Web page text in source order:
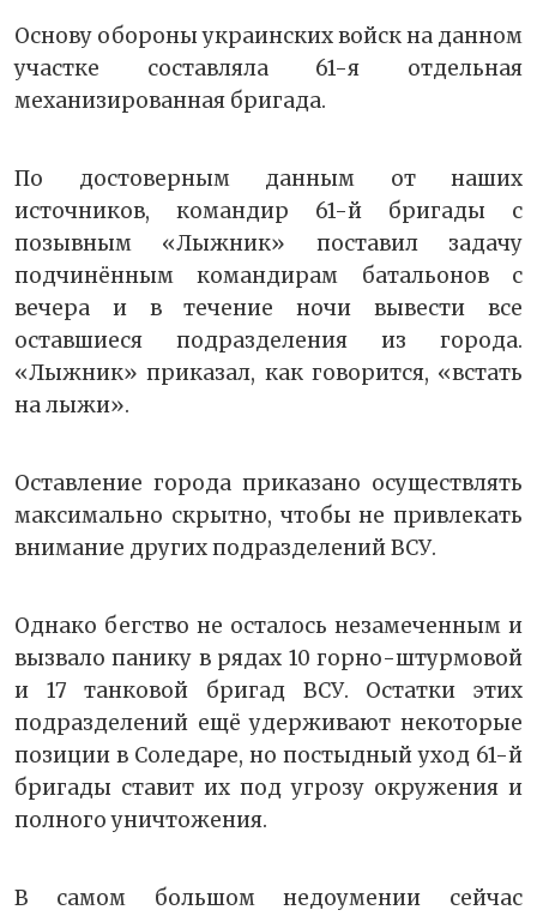
Основу обороны украинских войск на данном
участке составляла 61-я отдельная
механизированная бригада.
По достоверным данным от наших
источников, командир 61-й бригады с
позывным «Лыжник» поставил задачу
подчинённым командирам батальонов с
вечера и в течение ночи вывести все
оставшиеся подразделения из города.
«Лыжник» приказал, как говорится, «встать
на лыжи».
Оставление города приказано осуществлять
максимально скрытно, чтобы не привлекать
внимание других подразделений ВСУ.
Однако бегство не осталось незамеченным и
вызвало панику в рядах 10 горно-штурмовой
и 17 танковой бригад ВСУ. Остатки этих
подразделений ещё удерживают некоторые
позиции в Соледаре, но постыдный уход 61-й
бригады ставит их под угрозу окружения и
полного уничтожения.
В самом большом недоумении сейчас